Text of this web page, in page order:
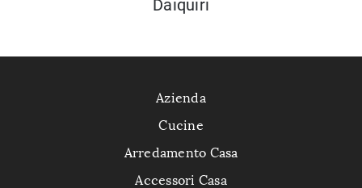
Daiquiri
Azienda
Cucine
Arredamento Casa
Accessori Casa